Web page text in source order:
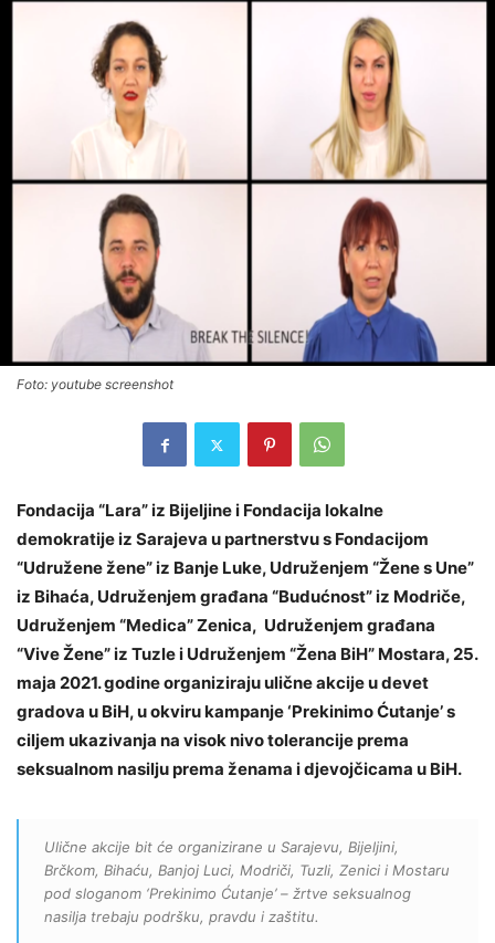
Foto: youtube screenshot
Fondacija “Lara” iz Bijeljine i Fondacija lokalne
demokratije iz Sarajeva u partnerstvu s Fondacijom
“Udružene žene” iz Banje Luke, Udruženjem “Žene s Une”
iz Bihaća, Udruženjem građana “Budućnost” iz Modriče,
Udruženjem “Medica” Zenica, Udruženjem građana
“Vive Žene” iz Tuzle i Udruženjem “Žena BiH” Mostara, 25.
maja 2021. godine organiziraju ulične akcije u devet
gradova u BiH, u okviru kampanje ‘Prekinimo Ćutanje’ s
ciljem ukazivanja na visok nivo tolerancije prema
seksualnom nasilju prema ženama i djevojčicama u BiH.
Ulične akcije bit će organizirane u Sarajevu, Bijeljini,
Brčkom, Bihaću, Banjoj Luci, Modriči, Tuzli, Zenici i Mostaru
pod sloganom ‘Prekinimo Ćutanje’ – žrtve seksualnog
nasilja trebaju podršku, pravdu i zaštitu.